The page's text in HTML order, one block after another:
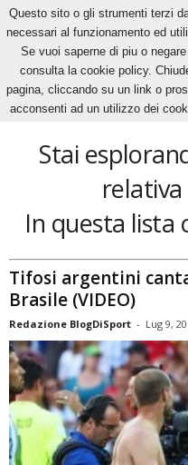
Home Tags Spiagge
spiagge
Stai
relativa
In questa lista
Tifosi argentini
Brasile (VIDEO)
Redazione BlogDiSport - Lug 9,
Questo sito o gli strumenti terzi
necessari al funzionamento ed
Se vuoi saperne di piu o
consulta la cookie policy.
pagina, cliccando su un link o
acconsenti ad un utilizzo dei